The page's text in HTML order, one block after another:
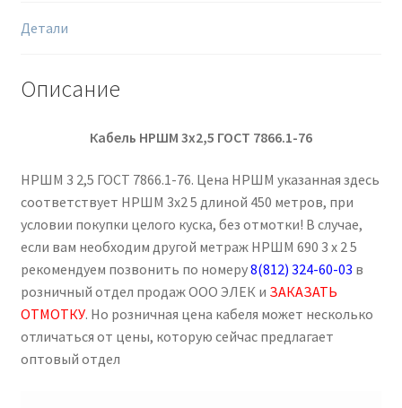
Детали
Описание
Кабель НРШМ 3х2,5 ГОСТ 7866.1-76
НРШМ 3 2,5 ГОСТ 7866.1-76. Цена НРШМ указанная здесь
соответствует НРШМ 3х2 5 длиной 450 метров, при
условии покупки целого куска, без отмотки! В случае,
если вам необходим другой метраж НРШМ 690 3 х 2 5
рекомендуем позвонить по номеру8(812) 324-60-03 в
розничный отдел продаж ООО ЭЛЕК и ЗАКАЗАТЬ
ОТМОТКУ. Но розничная цена кабеля может несколько
отличаться от цены, которую сейчас предлагает
оптовый отдел